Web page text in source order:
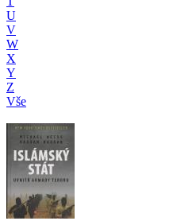
U
V
W
X
Y
Z
Vše